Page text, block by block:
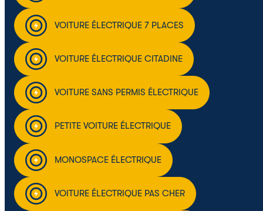
VOITURE ÉLECTRIQUE 7 PLACES
VOITURE ÉLECTRIQUE CITADINE
VOITURE SANS PERMIS ÉLECTRIQUE
PETITE VOITURE ÉLECTRIQUE
MONOSPACE ÉLECTRIQUE
VOITURE ÉLECTRIQUE PAS CHER